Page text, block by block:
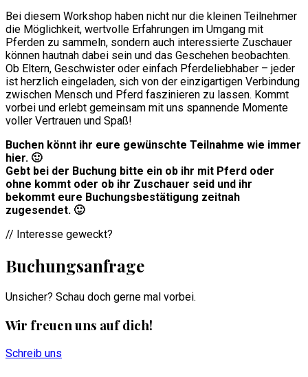
Bei diesem Workshop haben nicht nur die kleinen Teilnehmer
die Möglichkeit, wertvolle Erfahrungen im Umgang mit
Pferden zu sammeln, sondern auch interessierte Zuschauer
können hautnah dabei sein und das Geschehen beobachten.
Ob Eltern, Geschwister oder einfach Pferdeliebhaber – jeder
ist herzlich eingeladen, sich von der einzigartigen Verbindung
zwischen Mensch und Pferd faszinieren zu lassen. Kommt
vorbei und erlebt gemeinsam mit uns spannende Momente
voller Vertrauen und Spaß!
Buchen könnt ihr eure gewünschte Teilnahme wie immer
hier. 🙂
Gebt bei der Buchung bitte ein ob ihr mit Pferd oder
ohne kommt oder ob ihr Zuschauer seid und ihr
bekommt eure Buchungsbestätigung zeitnah
zugesendet. 🙂
// Interesse geweckt?
Buchungsanfrage
Unsicher? Schau doch gerne mal vorbei.
Wir freuen uns auf dich!
Schreib uns